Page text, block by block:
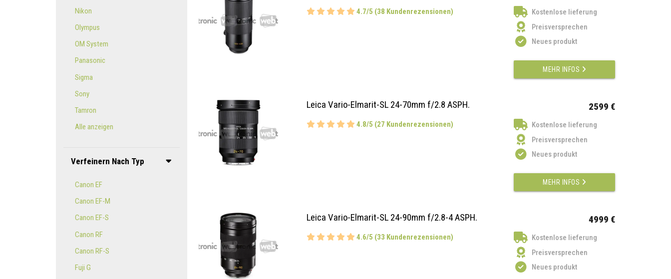
Nikon
Olympus
OM System
Panasonic
Sigma
Sony
Tamron
Alle anzeigen
Verfeinern Nach Typ
Canon EF
Canon EF-M
Canon EF-S
Canon RF
Canon RF-S
Fuji G
4.7/5 (38 Kundenrezensionen)
Kostenlose lieferung
Preisversprechen
Neues produkt
MEHR INFOS
Leica Vario-Elmarit-SL 24-70mm f/2.8 ASPH.
4.8/5 (27 Kundenrezensionen)
2599 €
Kostenlose lieferung
Preisversprechen
Neues produkt
MEHR INFOS
Leica Vario-Elmarit-SL 24-90mm f/2.8-4 ASPH.
4.6/5 (33 Kundenrezensionen)
4999 €
Kostenlose lieferung
Preisversprechen
Neues produkt